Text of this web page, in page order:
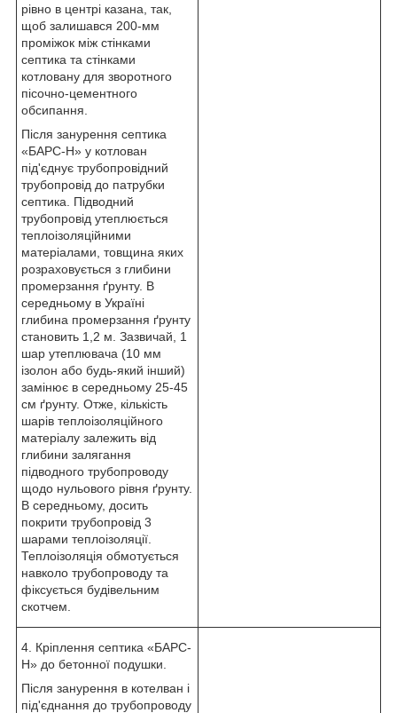
рівно в центрі казана, так,
щоб залишався 200-мм
проміжок між стінками
септика та стінками
котловану для зворотного
пісочно-цементного
обсипання.
Після занурення септика
«БАРС-Н» у котлован
під'єднує трубопровідний
трубопровід до патрубки
септика. Підводний
трубопровід утеплюється
теплоізоляційними
матеріалами, товщина яких
розраховується з глибини
промерзання ґрунту. В
середньому в Україні
глибина промерзання ґрунту
становить 1,2 м. Зазвичай, 1
шар утеплювача (10 мм
ізолон або будь-який інший)
замінює в середньому 25-45
см ґрунту. Отже, кількість
шарів теплоізоляційного
матеріалу залежить від
глибини залягання
підводного трубопроводу
щодо нульового рівня ґрунту.
В середньому, досить
покрити трубопровід 3
шарами теплоізоляції.
Теплоізоляція обмотується
навколо трубопроводу та
фіксується будівельним
скотчем.
4. Кріплення септика «БАРС-
Н» до бетонної подушки.
Після занурення в котелван і
під'єднання до трубопроводу